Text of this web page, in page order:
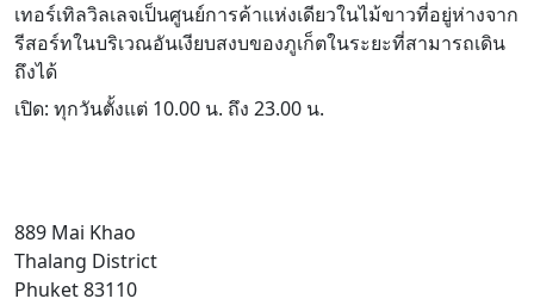
เทอร์เทิลวิลเลจเป็นศูนย์การค้าแห่งเดียวในไม้ขาวที่อยู่ห่างจาก
รีสอร์ทในบริเวณอันเงียบสงบของภูเก็ตในระยะที่สามารถเดิน
ถึงได้
เปิด: ทุกวันตั้งแต่ 10.00 น. ถึง 23.00 น.
889 Mai Khao
Thalang District
Phuket 83110